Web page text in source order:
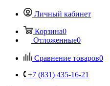
Личный кабинет
Корзина0
Отложенные0
Сравнение товаров0
+7 (831) 435-16-21